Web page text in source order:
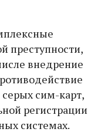
преступности,
внедрение
сим-карт,
регистрации
системах.
Владимир
для бойцов СВО
спецоперации.